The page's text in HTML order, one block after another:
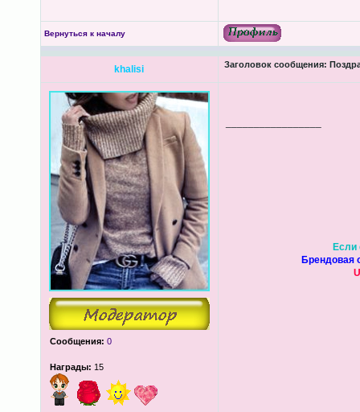
Вернуться к началу
khalisi Заголовок сообщения:
Сообщения: 0
Награды: 15
Если
Брендовая